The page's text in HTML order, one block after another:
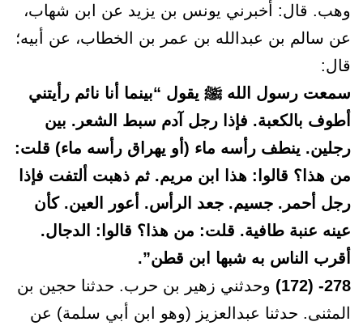
وهب. قال: أخبرني يونس بن يزيد عن ابن شهاب،
عن سالم بن عبدالله بن عمر بن الخطاب، عن أبيه؛
قال:
سمعت رسول الله ﷺ يقول “بينما أنا نائم رأيتني
أطوف بالكعبة. فإذا رجل آدم سبط الشعر. بين
رجلين. ينطف رأسه ماء (أو يهراق رأسه ماء) قلت:
من هذا؟ قالوا: هذا ابن مريم. ثم ذهبت ألتفت فإذا
رجل أحمر. جسيم. جعد الرأس. أعور العين. كأن
عينه عنبة طافية. قلت: من هذا؟ قالوا: الدجال.
أقرب الناس به شبها ابن قطن”.
278- (172)
وحدثني زهير بن حرب. حدثنا حجين بن
المثنى. حدثنا عبدالعزيز (وهو ابن أبي سلمة) عن